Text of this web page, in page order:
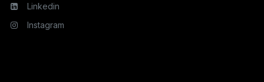
Linkedin
Instagram